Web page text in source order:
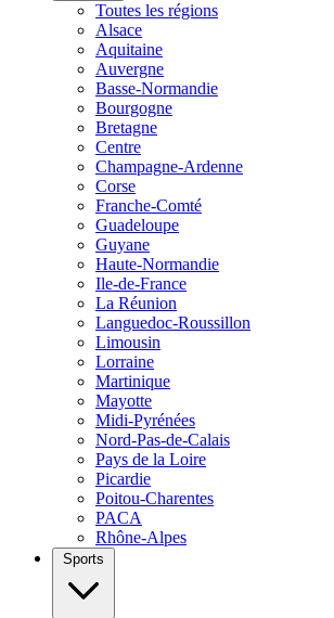
Toutes les régions
Alsace
Aquitaine
Auvergne
Basse-Normandie
Bourgogne
Bretagne
Centre
Champagne-Ardenne
Corse
Franche-Comté
Guadeloupe
Guyane
Haute-Normandie
Ile-de-France
La Réunion
Languedoc-Roussillon
Limousin
Lorraine
Martinique
Mayotte
Midi-Pyrénées
Nord-Pas-de-Calais
Pays de la Loire
Picardie
Poitou-Charentes
PACA
Rhône-Alpes
Sports